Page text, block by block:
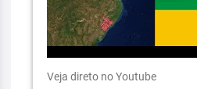
Veja direto no Youtube